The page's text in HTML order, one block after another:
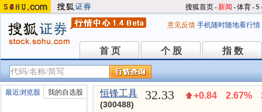
搜狐首页-新闻 -体育-S
意见反馈 手机随时随地看行情
首 页
首 页 个 股
个 股 指 数
指 数
最近浏览股 我的自选股 恒锋工具
(300488)
32.33 +0.84 2.67%